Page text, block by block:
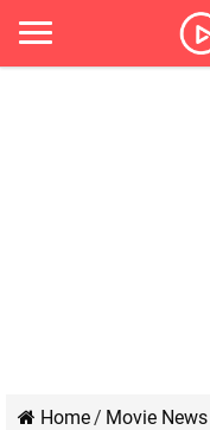
Home/ Movie News